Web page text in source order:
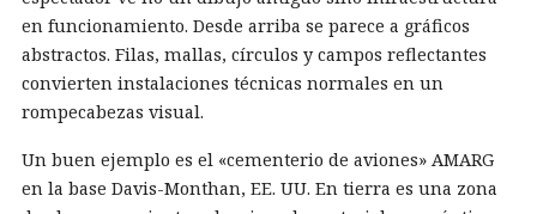
en funcionamiento. Desde arriba se parece a gráficos
abstractos. Filas, mallas, círculos y campos reflectantes
convierten instalaciones técnicas normales en un
rompecabezas visual.
Un buen ejemplo es el «cementerio de aviones» AMARG
en la base Davis-Monthan, EE. UU. En tierra es una zona